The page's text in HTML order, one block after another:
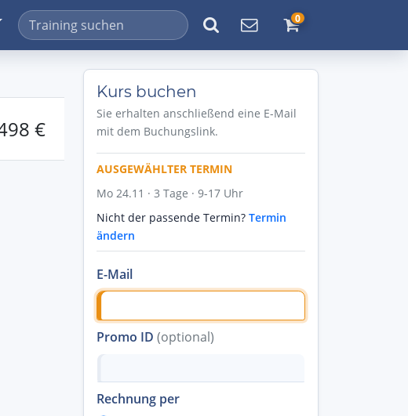
0
€
Kurs buchen
Sie erhalten anschließend eine E-Mail
mit dem Buchungslink.
AUSGEWÄHLTER TERMIN
Mo 24.11 · 3 Tage · 9-17 Uhr
Nicht der passende Termin? Termin
ändern
E-Mail
Promo ID (optional)
Rechnung per